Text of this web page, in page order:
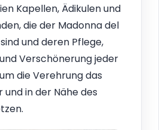
Kapellen, Ädikulen und
die der Madonna del
und deren Pflege,
Verschönerung jeder
die Verehrung das
in der Nähe des